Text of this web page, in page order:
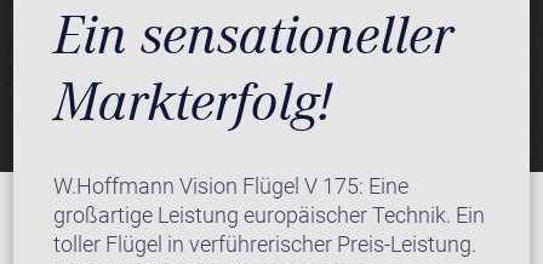
Ein sensationeller
Markterfolg!
W.Hoffmann Vision Flügel V 175: Eine
großartige Leistung europäischer Technik. Ein
toller Flügel in verführerischer Preis-Leistung.